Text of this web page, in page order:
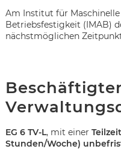
Am Institut für
Betriebsfestigkeit (IMAB)
nächstmöglichen
EG 6 TV-L, mit einer
Stunden/Woche)